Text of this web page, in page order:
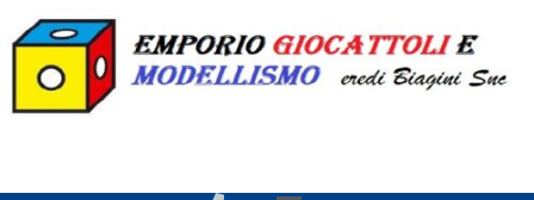
Home Prodotti Robbe
Robbe